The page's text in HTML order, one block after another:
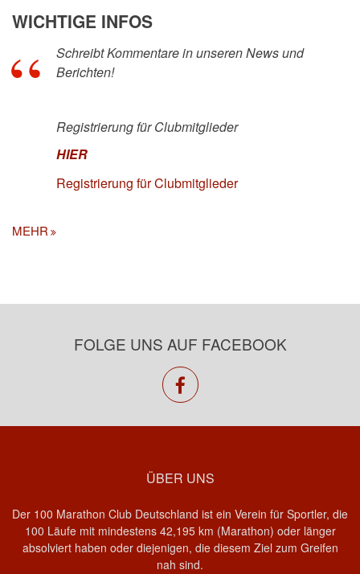
WICHTIGE INFOS
Schreibt Kommentare in unseren News und
Berichten!
Registrierung für Clubmitglieder
HIER
Registrierung für Clubmitglieder
MEHR
FOLGE UNS AUF FACEBOOK
facebook
ÜBER UNS
Der 100 Marathon Club Deutschland ist ein Verein für Sportler, die
100 Läufe mit mindestens 42,195 km (Marathon) oder länger
absolviert haben oder diejenigen, die diesem Ziel zum Greifen
nah sind.